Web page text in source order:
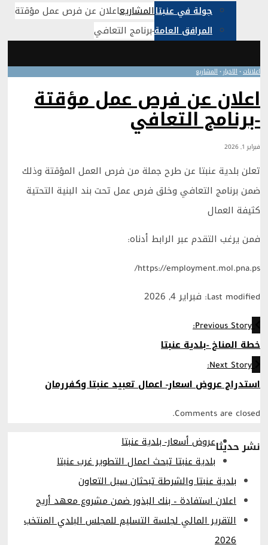
جولة في عنبتا
المرافق العامة
المشاريعاعلان عن فرص عمل مؤقتة
-برنامج التعافي
اعلانات • الاخبار • المشاريع
اعلان عن فرص عمل مؤقتة
-برنامج التعافي
فبراير 1, 2026
تعلن بلدية عنبتا عن طرح جملة من فرص العمل المؤقتة وذلك
ضمن برنامج التعافي وخلق فرص عمل تحت بند البنية التحتية
كثيفة العمال
فمن يرغب التقدم عبر الرابط أدناه:
https://employment.mol.pna.ps/
Last modified: فبراير 4, 2026
Previous Story:
خطة المناخ -بلدية عنبتا
Next Story:
استدراج عروض اسعار- اعمال تعبيد عنبتا وكفررمان
Comments are closed.
نشر حديثاعروض أسعار- بلدية عنبتا
بلدية عنبتا تبحث اعمال التطوير غرب عنبتا
بلدية عنبتا والشرطة تبحثان سبل التعاون
اعلان استفادة – بنك البذور ضمن مشروع معهد أريج
التقرير المالي لجلسة التسليم للمجلس البلدي المنتخب
2026